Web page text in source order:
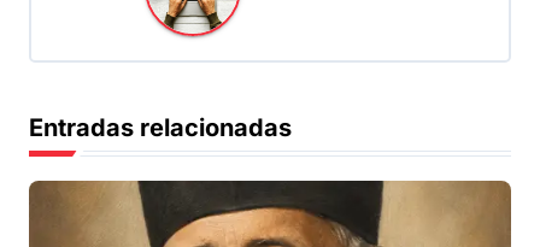
d
e
Entradas relacionadas